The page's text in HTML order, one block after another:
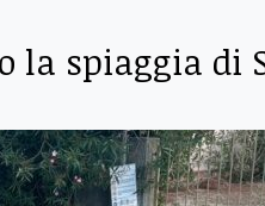
la spiaggia di